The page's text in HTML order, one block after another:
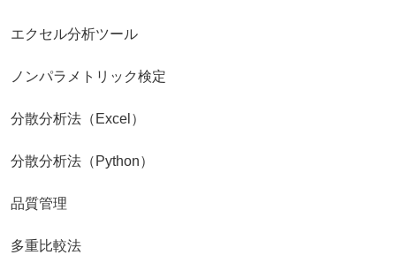
エクセル分析ツール
ノンパラメトリック検定
分散分析法（Excel）
分散分析法（Python）
品質管理
多重比較法